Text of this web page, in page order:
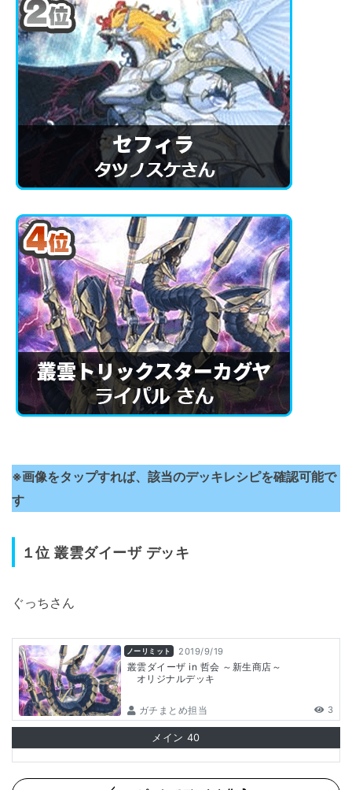
※画像をタップすれば、該当のデッキレシピを確認可能で
す
１位叢雲ダイーザ デッキ
ぐっちさん
ノーリミット 2019/9/19
叢雲ダイーザ in 哲会 ～新生商店～
オリジナルデッキ
ガチまとめ担当 3
メイン 40